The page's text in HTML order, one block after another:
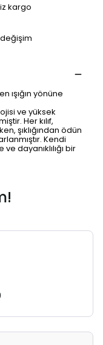
kargo
ışığın yönüne
ve yüksek
Her kılıf,
şıklığından ödün
Kendi
dayanıklılığı bir
yapın.